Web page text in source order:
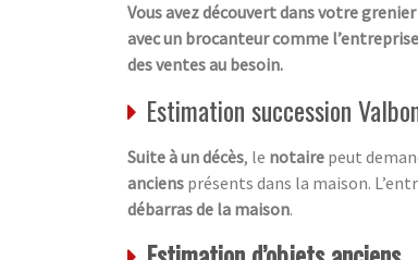
Vous avez découvert dans votre
avec un brocanteur comme
des ventes au besoin.
Estimation succession
Suite à un décès, le notaire peut
anciens présents dans la maison.
débarras de la maison.